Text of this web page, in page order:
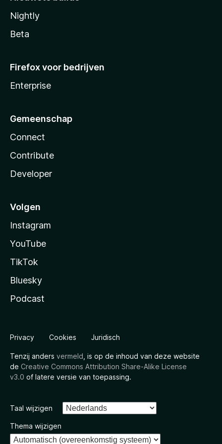
Nightly
Beta
Firefox voor bedrijven
Enterprise
Gemeenschap
Connect
Contribute
Developer
Volgen
Instagram
YouTube
TikTok
Bluesky
Podcast
Privacy Cookies Juridisch
Tenzij anders vermeld , is op de inhoud van deze website
de Creative Commons Attribution Share-Alike License
v3.0 of latere versie van toepassing.
Taal wijzigen
Thema wijzigen